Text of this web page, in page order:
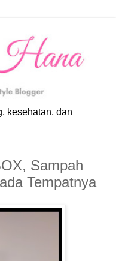
kesehatan, dan
Sampah
Tempatnya